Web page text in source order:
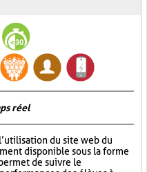
réel
du site web du
disponible sous la forme
de suivre le